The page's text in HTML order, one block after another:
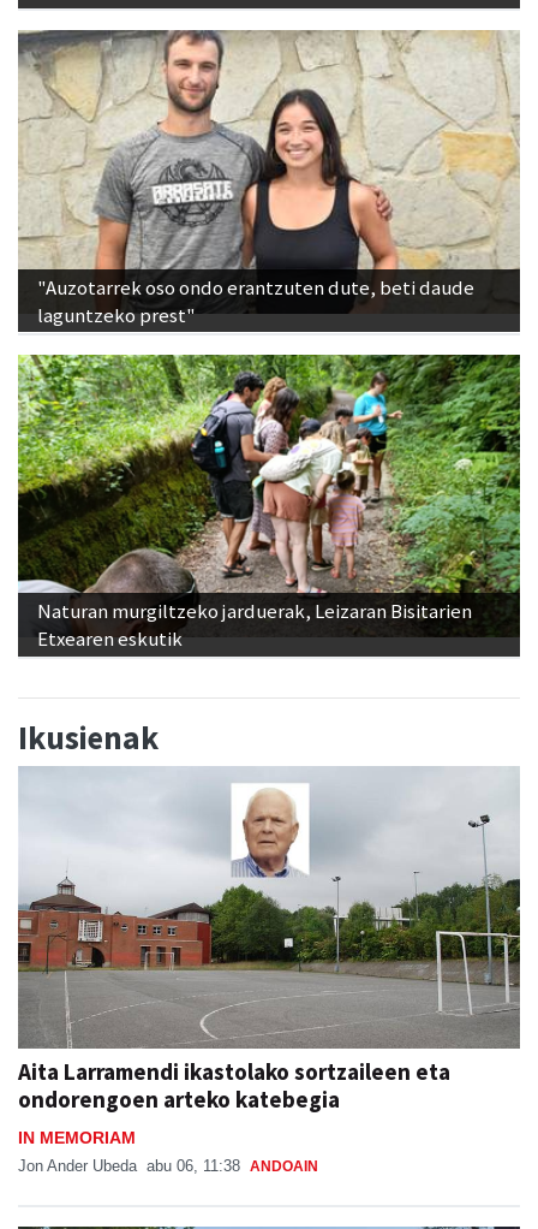
"Auzotarrek oso ondo erantzuten dute, beti daude
laguntzeko prest"
Naturan murgiltzeko jarduerak, Leizaran Bisitarien
Etxearen eskutik
Ikusienak
Aita Larramendi ikastolako sortzaileen eta
ondorengoen arteko katebegia
IN MEMORIAM
Jon Ander Ubeda abu 06, 11:38 ANDOAIN